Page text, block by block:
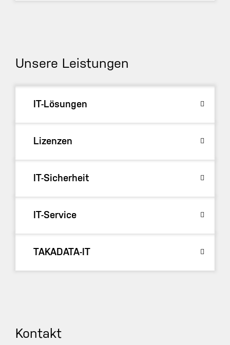
Unsere Leistungen
IT-Lösungen
Lizenzen
IT-Sicherheit
IT-Service
TAKADATA-IT
Kontakt